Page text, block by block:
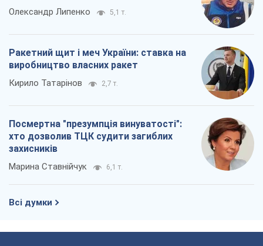
Олександр Липенко 5,1 т.
Ракетний щит і меч України: ставка на
виробництво власних ракет
Кирило Татарінов 2,7 т.
Посмертна "презумпція винуватості":
хто дозволив ТЦК судити загиблих
захисників
Марина Ставнійчук 6,1 т.
Всі думки